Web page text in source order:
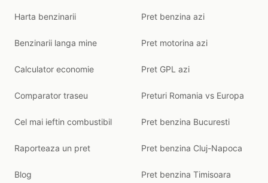
Harta benzinarii
Benzinarii langa mine
Calculator economie
Comparator traseu
Cel mai ieftin combustibil
Raporteaza un pret
Blog
Pret benzina azi
Pret motorina azi
Pret GPL azi
Preturi Romania vs Europa
Pret benzina Bucuresti
Pret benzina Cluj-Napoca
Pret benzina Timisoara